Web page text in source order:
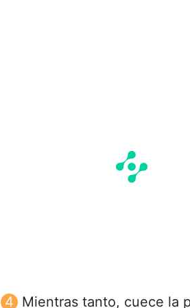
Mientras tanto, cuece la